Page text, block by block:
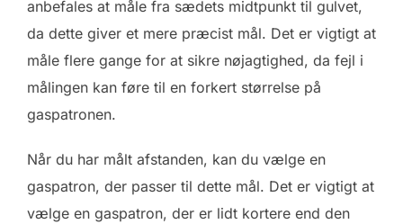
anbefales at måle fra sædets midtpunkt til gulvet,
da dette giver et mere præcist mål. Det er vigtigt at
måle flere gange for at sikre nøjagtighed, da fejl i
målingen kan føre til en forkert størrelse på
gaspatronen.
Når du har målt afstanden, kan du vælge en
gaspatron, der passer til dette mål. Det er vigtigt at
vælge en gaspatron, der er lidt kortere end den